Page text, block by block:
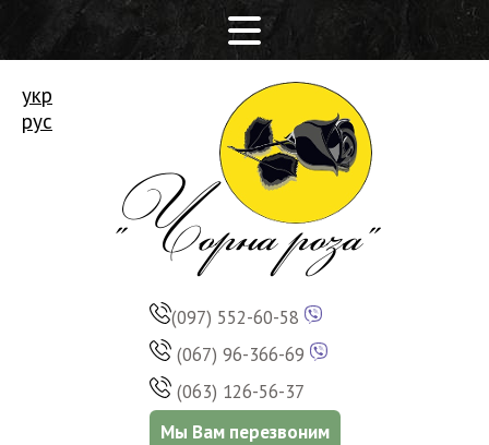
укр
рус
(097) 552-60-58
(067) 96-366-69
(063) 126-56-37
Мы Вам перезвоним